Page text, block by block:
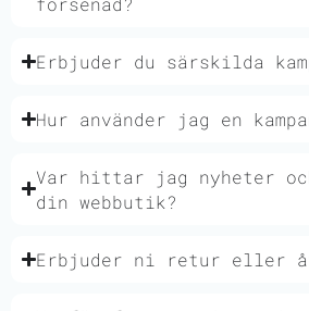
Erbjuder du särskilda
Hur använder jag en
Var hittar jag nyheter och
din webbutik?
Erbjuder ni retur eller